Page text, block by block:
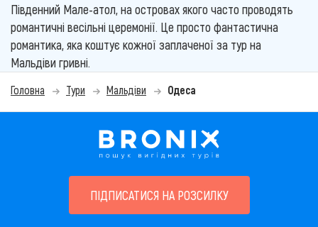
Південний Мале-атол, на островах якого часто проводять
романтичні весільні церемонії. Це просто фантастична
романтика, яка коштує кожної заплаченої за тур на
Мальдіви гривні.
Головна Тури Мальдіви Одеса
ПІДПИСАТИСЯ НА РОЗСИЛКУ